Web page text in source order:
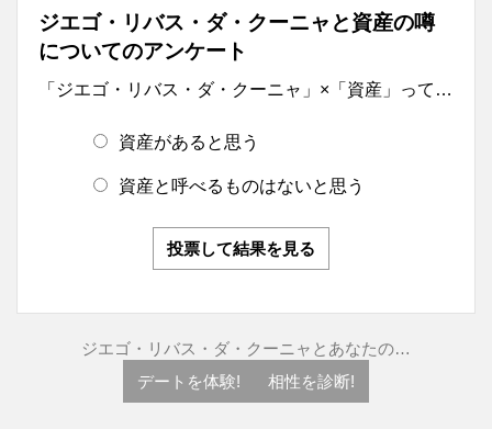
ジエゴ・リバス・ダ・クーニャと資産の噂
についてのアンケート
「ジエゴ・リバス・ダ・クーニャ」×「資産」って…
資産があると思う
資産と呼べるものはないと思う
投票して結果を見る
ジエゴ・リバス・ダ・クーニャとあなたの…
デートを体験!
相性を診断!